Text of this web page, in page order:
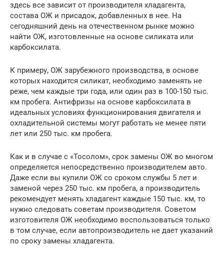
здесь все зависит от производителя хладагента,
состава ОЖ и присадок, добавленных в нее. На
сегодняшний день на отечественном рынке можно
найти ОЖ, изготовленные на основе силиката или
карбоксилата.
К примеру, ОЖ зарубежного производства, в основе
которых находится силикат, необходимо заменять не
реже, чем каждые три года, или один раз в 100-150 тыс.
км пробега. Антифризы на основе карбоксилата в
идеальных условиях функционирования двигателя и
охладительной системы могут работать не менее пяти
лет или 250 тыс. км пробега.
Как и в случае с «Тосолом», срок замены ОЖ во многом
определяется непосредственно производителем авто.
Даже если вы купили ОЖ со сроком службы 5 лет и
заменой через 250 тыс. км пробега, а производитель
рекомендует менять хладагент каждые 150 тыс. км, то
нужно следовать советам производителя. Советом
изготовителя ОЖ необходимо воспользоваться только
в том случае, если автопроизводитель не дает указаний
по сроку замены хладагента.